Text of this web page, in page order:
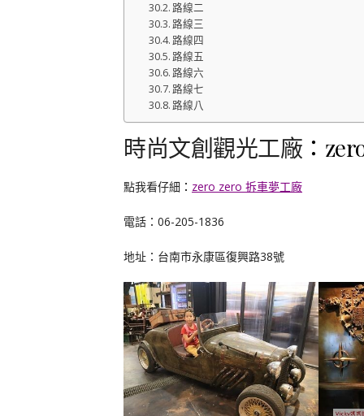
路線二
路線三
路線四
路線五
路線六
路線七
路線八
時尚文創觀光工廠 ：
點我看仔細 ： zero zero 拆車夢工廠
電話：06-205-1836
地址：台南市永康區復興路38號